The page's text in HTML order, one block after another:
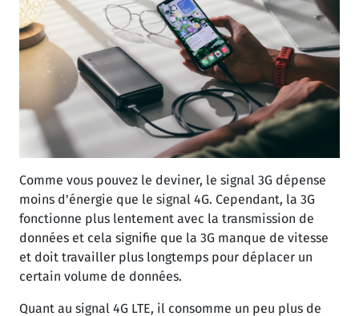
Comme vous pouvez le deviner, le signal 3G dépense
moins d'énergie que le signal 4G. Cependant, la 3G
fonctionne plus lentement avec la transmission de
données et cela signifie que la 3G manque de vitesse
et doit travailler plus longtemps pour déplacer un
certain volume de données.
Quant au signal 4G LTE, il consomme un peu plus de